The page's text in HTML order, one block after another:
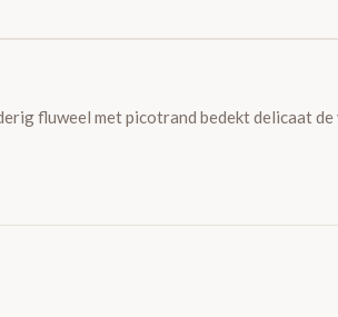
fluweel met picotrand bedekt delicaat